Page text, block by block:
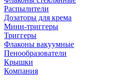
Распылители
Дозаторы для крема
Мини-триггеры
Триггеры
Флаконы вакуумные
Пенообразователи
Крышки
Компания